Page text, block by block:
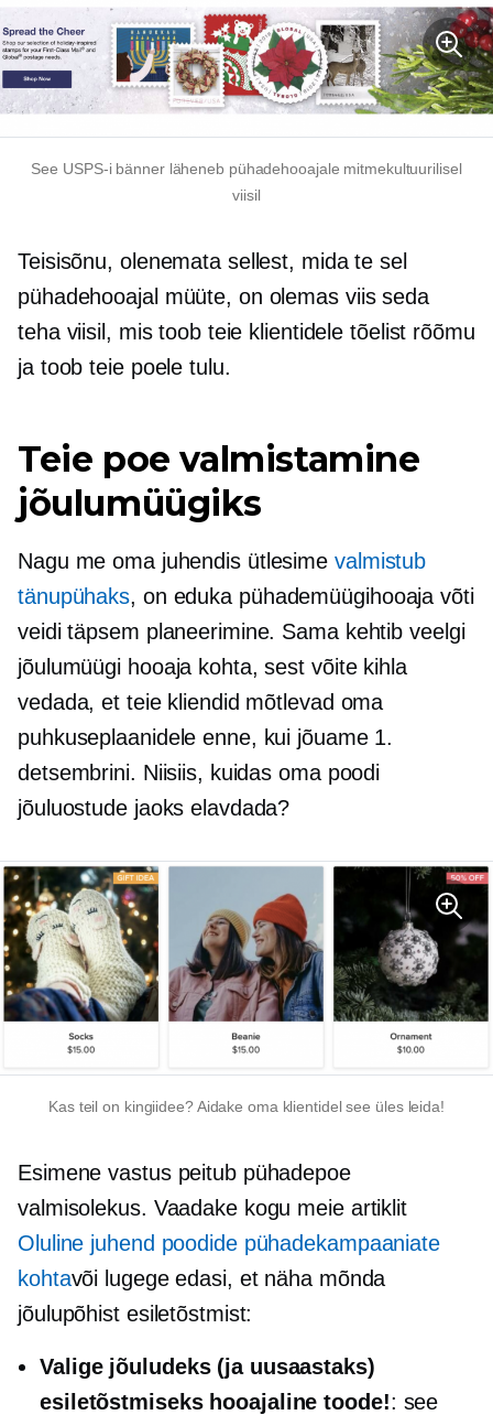
See USPS-i bänner läheneb pühadehooajale mitmekultuurilisel
viisil
Teisisõnu, olenemata sellest, mida te sel
pühadehooajal müüte, on olemas viis seda
teha viisil, mis toob teie klientidele tõelist rõõmu
ja toob teie poele tulu.
Teie poe valmistamine
jõulumüügiks
Nagu me oma juhendis ütlesime valmistub
tänupühaks, on eduka pühademüügihooaja võti
veidi täpsem planeerimine. Sama kehtib veelgi
jõulumüügi hooaja kohta, sest võite kihla
vedada, et teie kliendid mõtlevad oma
puhkuseplaanidele enne, kui jõuame 1.
detsembrini. Niisiis, kuidas oma poodi
jõuluostude jaoks elavdada?
Kas teil on kingiidee? Aidake oma klientidel see üles leida!
Esimene vastus peitub pühadepoe
valmisolekus. Vaadake kogu meie artiklit
Oluline juhend poodide pühadekampaaniate
kohtavõi lugege edasi, et näha mõnda
jõulupõhist esiletõstmist:
Valige jõuludeks (ja uusaastaks)
esiletõstmiseks hooajaline toode!: see